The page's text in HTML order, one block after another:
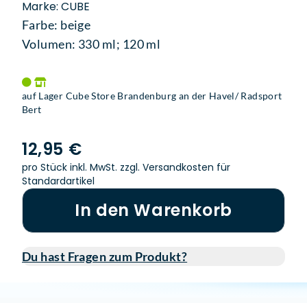
Marke: CUBE
Farbe: beige
Volumen: 330 ml; 120 ml
auf Lager Cube Store Brandenburg an der Havel/ Radsport
Bert
12,95 €
pro Stück inkl. MwSt. zzgl. Versandkosten für
Standardartikel
In den Warenkorb
Du hast Fragen zum Produkt?